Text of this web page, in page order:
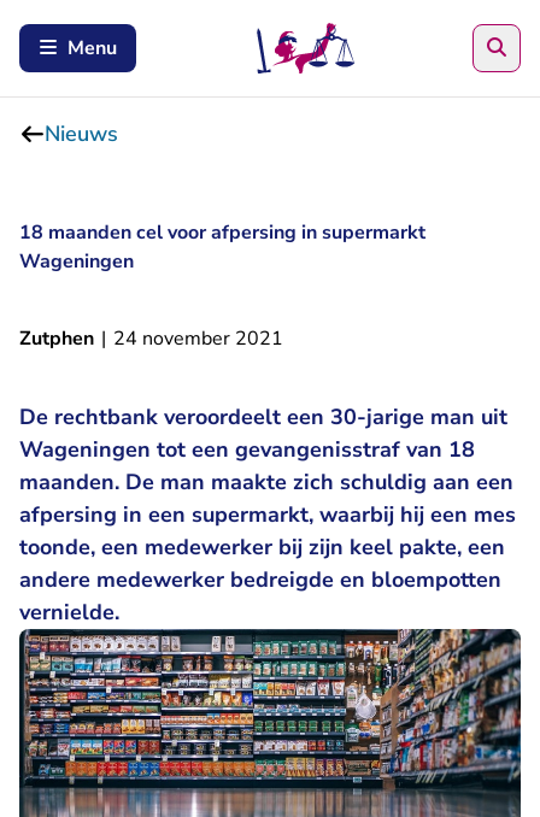
Menu
Nieuws
18 maanden cel voor afpersing in supermarkt
Wageningen
Zutphen | 24 november 2021
De rechtbank veroordeelt een 30-jarige man uit
Wageningen tot een gevangenisstraf van 18
maanden. De man maakte zich schuldig aan een
afpersing in een supermarkt, waarbij hij een mes
toonde, een medewerker bij zijn keel pakte, een
andere medewerker bedreigde en bloempotten
vernielde.